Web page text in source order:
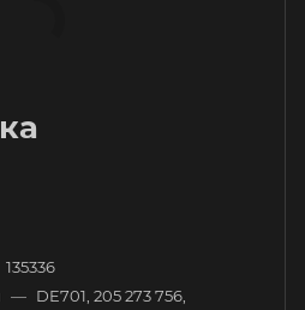
135336
— DE701, 205 273 756,